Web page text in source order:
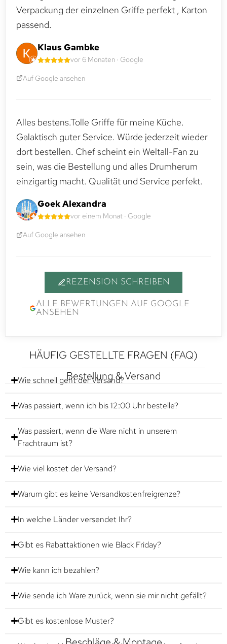
Verpackung der einzelnen Griffe perfekt , Karton
passend.
Klaus Gambke
vor 6 Monaten · Google
Auf Google ansehen
Alles bestens.Tolle Griffe für meine Küche.
Galaktisch guter Service. Würde jederzeit wieder
dort bestellen. Chef scheint ein Weltall-Fan zu
sein, was die Bestellung und alles Drumherum
einzigartig macht. Qualität und Service perfekt.
Goek Alexandra
vor einem Monat · Google
Auf Google ansehen
REZENSION SCHREIBEN
ALLE BEWERTUNGEN AUF GOOGLE
ANSEHEN
HÄUFIG GESTELLTE FRAGEN (FAQ)
Bestellung & Versand
Wie schnell geht der Versand?
Was passiert, wenn ich bis 12:00 Uhr bestelle?
Was passiert, wenn die Ware nicht in unserem
Frachtraum ist?
Wie viel kostet der Versand?
Warum gibt es keine Versandkostenfreigrenze?
In welche Länder versendet Ihr?
Gibt es Rabattaktionen wie Black Friday?
Wie kann ich bezahlen?
Wie sende ich Ware zurück, wenn sie mir nicht gefällt?
Gibt es kostenlose Muster?